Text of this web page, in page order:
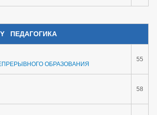
ПЕДАГОГИКА
ОБРАЗОВАНИЯ
55
58